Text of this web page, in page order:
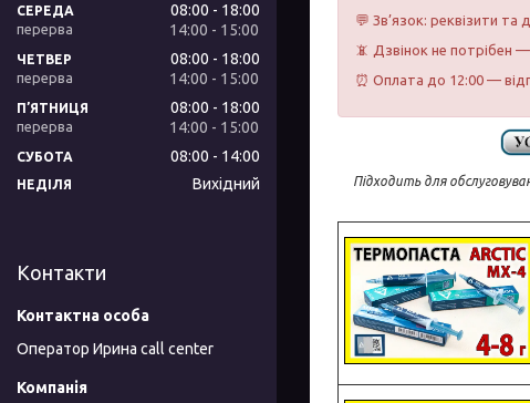
💬 Зв’язок: реквізити та
📵 Дзвінок не потрібен
⏰ Оплата до 12:00 —
Підходить для
СЕРЕДА 08:00
18:00
14:00
15:00
ЧЕТВЕР 08:00
18:00
14:00
15:00
ПʼЯТНИЦЯ 08:00
18:00
14:00
15:00
СУБОТА 08:00 14:00
НЕДІЛЯ Вихідний
Контакти
Оператор Ирина call center